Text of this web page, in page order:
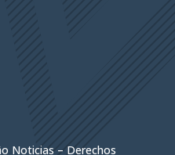
Noticias – Derechos